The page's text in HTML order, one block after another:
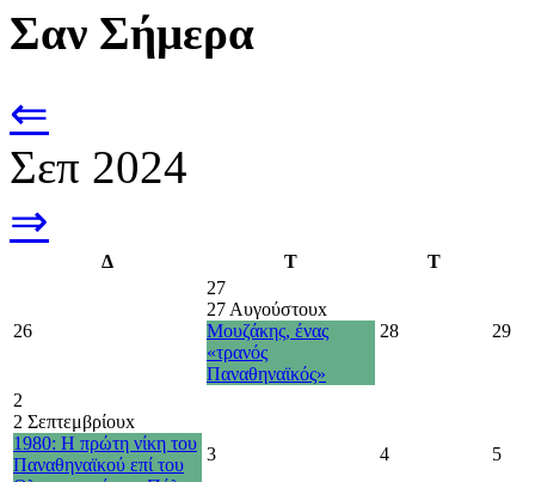
Σαν Σήμερα
⇐
Σεπ 2024
⇒
Δ Τ Τ
26
27
27 Αυγούστουx
Μουζάκης, ένας
«τρανός
Παναθηναϊκός»
28 29
2
2 Σεπτεμβρίουx
1980: Η πρώτη νίκη του
Παναθηναϊκού επί του
3 4 5